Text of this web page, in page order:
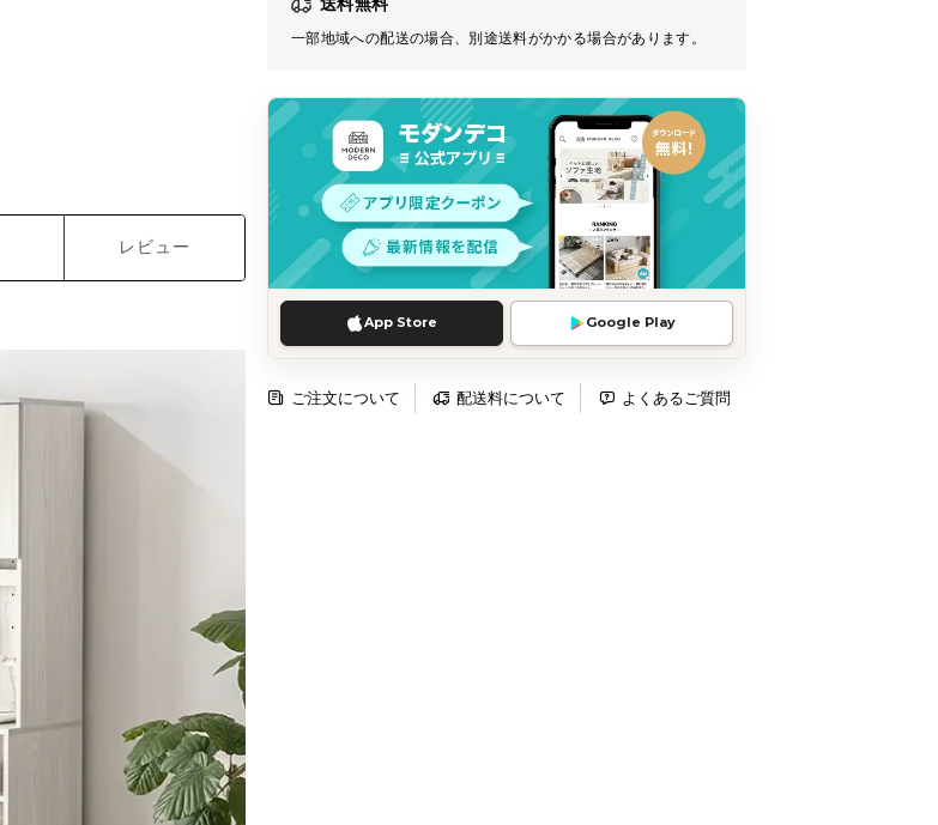
一部地域への配送の場合、別途送料がかかる場合があります。
App Store Google Play
ご注文について 配送料について よくあるご質問
レビュー